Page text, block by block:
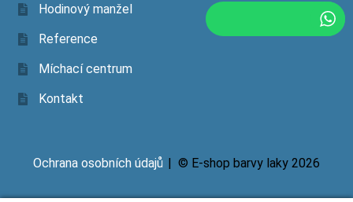
Hodinový manžel
Reference
Míchací centrum
Kontakt
Ochrana osobních údajů © E-shop barvy laky 2026